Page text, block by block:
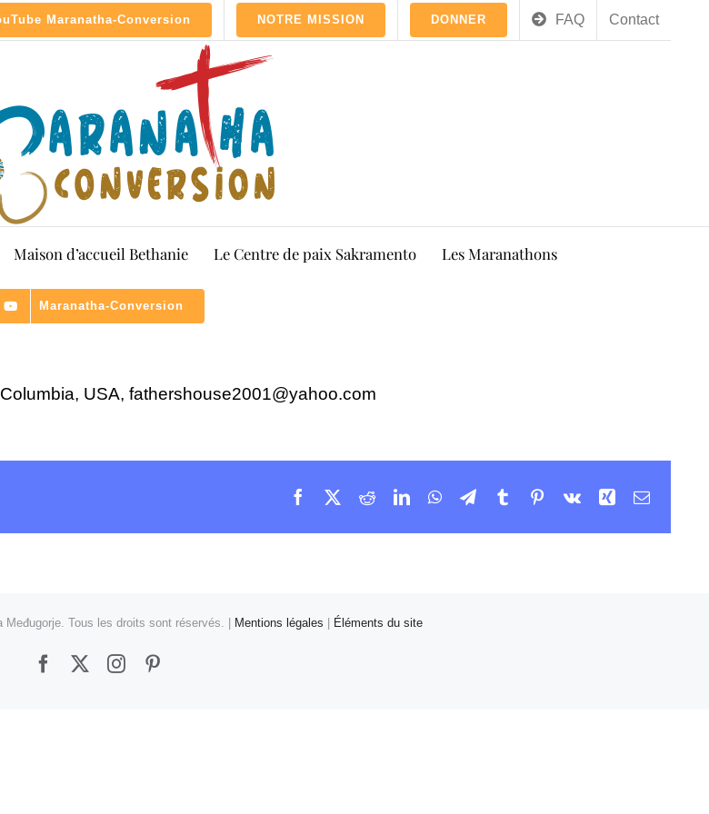
Maranatha-Conversion NOTRE MISSION DONNER FAQ Contact
Maison d’accueil Bethanie Le Centre de paix Sakramento Les Maranathons
Maranatha-Conversion
USA, fathershouse2001@yahoo.com
Facebook
X RedditLinkedInWhatsApp
Telegram
TumblrPinterest
Vk XingEmail
Međugorje. Tous les droits sont réservés. | Mentions légales | Éléments du site
FacebookInstagram